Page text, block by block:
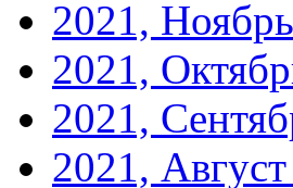
2021, Ноябрь
2021,
2021,
2021, Август